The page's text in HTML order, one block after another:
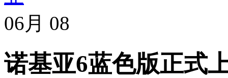
06月 08
诺基亚6蓝色版正式